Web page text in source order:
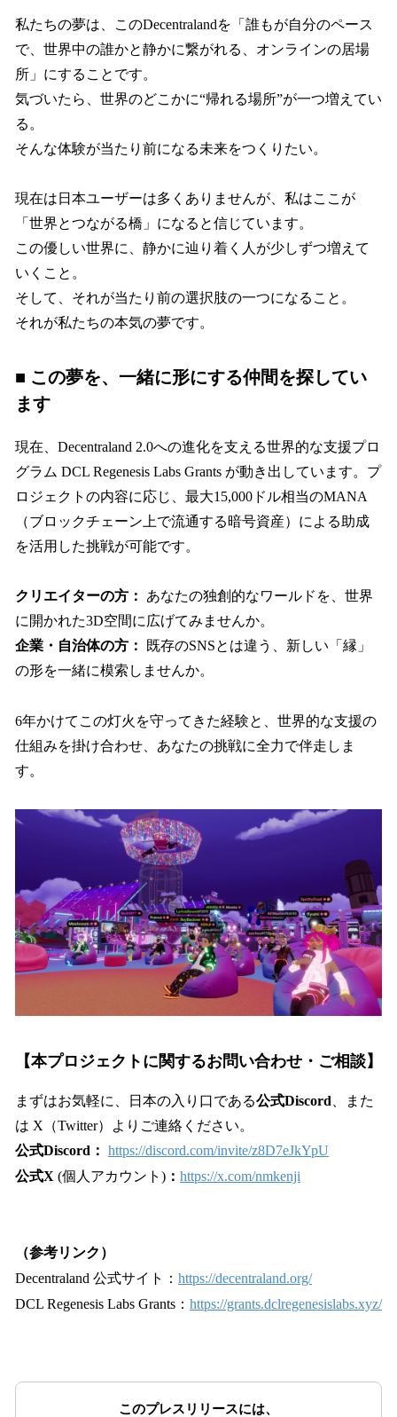
私たちの夢は、このDecentralandを「誰もが自分のペース
で、世界中の誰かと静かに繋がれる、オンラインの居場
所」にすることです。
気づいたら、世界のどこかに“帰れる場所”が一つ増えてい
る。
そんな体験が当たり前になる未来をつくりたい。
現在は日本ユーザーは多くありませんが、私はここが
「世界とつながる橋」になると信じています。
この優しい世界に、静かに辿り着く人が少しずつ増えて
いくこと。
そして、それが当たり前の選択肢の一つになること。
それが私たちの本気の夢です。
■ この夢を、一緒に形にする仲間を探してい
ます
現在、Decentraland 2.0への進化を支える世界的な支援プロ
グラム DCL Regenesis Labs Grants が動き出しています。プ
ロジェクトの内容に応じ、最大15,000ドル相当のMANA
（ブロックチェーン上で流通する暗号資産）による助成
を活用した挑戦が可能です。
クリエイターの方：
あなたの独創的なワールドを、世界
に開かれた3D空間に広げてみませんか。
企業・自治体の方：
既存のSNSとは違う、新しい「縁」
の形を一緒に模索しませんか。
6年かけてこの灯火を守ってきた経験と、世界的な支援の
仕組みを掛け合わせ、あなたの挑戦に全力で伴走しま
す。
【本プロジェクトに関するお問い合わせ・ご相談】
まずはお気軽に、日本の入り口である公式Discord 、また
は X（Twitter）よりご連絡ください。
公式Discord： https://discord.com/invite/z8D7eJkYpU
公式X (個人アカウント) ： https://x.com/nmkenji
（参考リンク）
Decentraland 公式サイト： https://decentraland.org/
DCL Regenesis Labs Grants： https://grants.dclregenesislabs.xyz/
このプレスリリースには、